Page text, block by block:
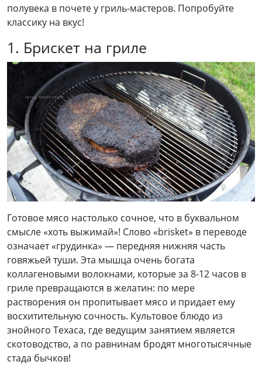
полувека в почете у гриль-мастеров. Попробуйте
классику на вкус!
1. Брискет на гриле
Готовое мясо настолько сочное, что в буквальном
смысле «хоть выжимай»! Слово «brisket» в переводе
означает «грудинка» — передняя нижняя часть
говяжьей туши. Эта мышца очень богата
коллагеновыми волокнами, которые за 8-12 часов в
гриле превращаются в желатин: по мере
растворения он пропитывает мясо и придает ему
восхитительную сочность. Культовое блюдо из
знойного Техаса, где ведущим занятием является
скотоводство, а по равнинам бродят многотысячные
стада бычков!